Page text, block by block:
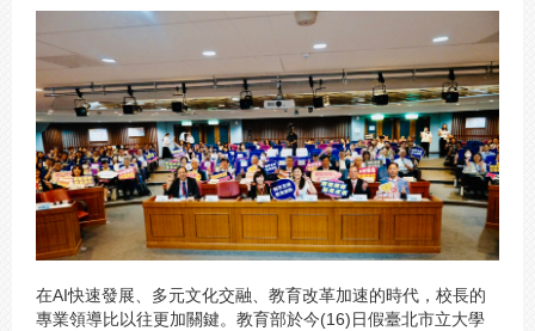
在AI快速發展、多元文化交融、教育改革加速的時代，校長的
專業領導比以往更加關鍵。教育部於今(16)日假臺北市立大學